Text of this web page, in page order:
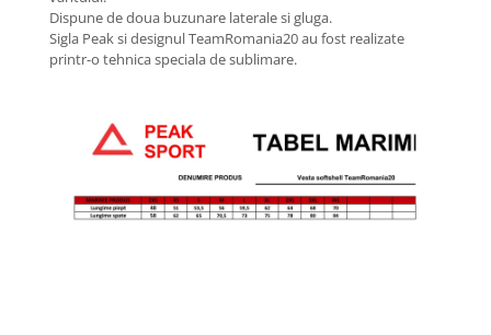
Dispune de doua buzunare laterale si gluga.
Sigla Peak si designul TeamRomania20 au fost realizate
printr-o tehnica speciala de sublimare.